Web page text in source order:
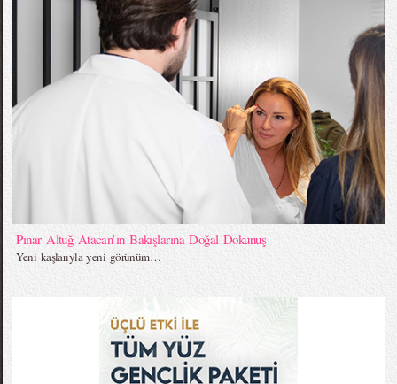
Pınar Altuğ Atacan’ın Bakışlarına Doğal Dokunuş
Yeni kaşlarıyla yeni görünüm…